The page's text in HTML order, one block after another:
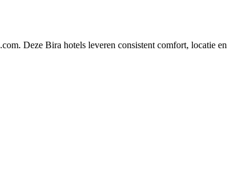
Deze Bira hotels leveren consistent comfort, locatie en